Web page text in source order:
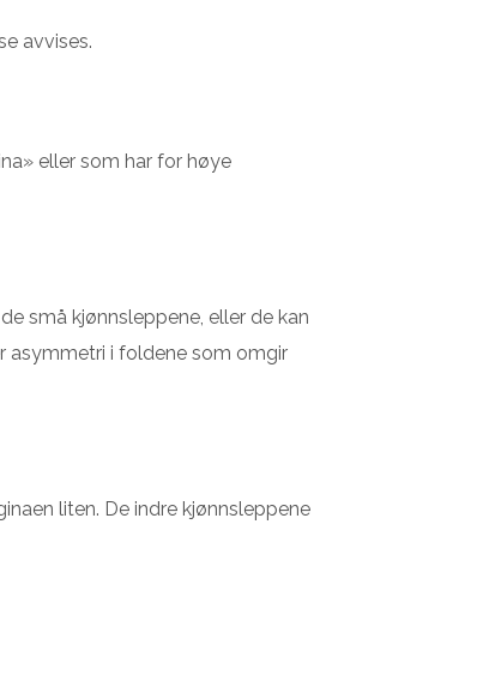
avvises.
eller som har for høye
små kjønnsleppene, eller de kan
asymmetri i foldene som omgir
liten. De indre kjønnsleppene